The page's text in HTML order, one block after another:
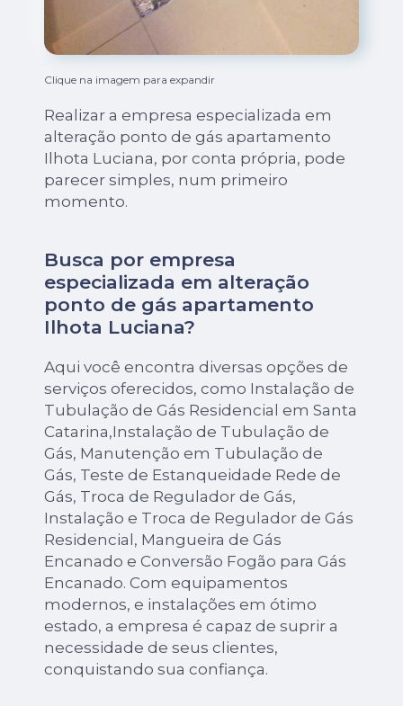
Clique na imagem para expandir
Realizar a empresa especializada em
alteração ponto de gás apartamento
Ilhota Luciana, por conta própria, pode
parecer simples, num primeiro
momento.
Busca por empresa
especializada em alteração
ponto de gás apartamento
Ilhota Luciana?
Aqui você encontra diversas opções de
serviços oferecidos, como Instalação de
Tubulação de Gás Residencial em Santa
Catarina,Instalação de Tubulação de
Gás, Manutenção em Tubulação de
Gás, Teste de Estanqueidade Rede de
Gás, Troca de Regulador de Gás,
Instalação e Troca de Regulador de Gás
Residencial, Mangueira de Gás
Encanado e Conversão Fogão para Gás
Encanado. Com equipamentos
modernos, e instalações em ótimo
estado, a empresa é capaz de suprir a
necessidade de seus clientes,
conquistando sua confiança.